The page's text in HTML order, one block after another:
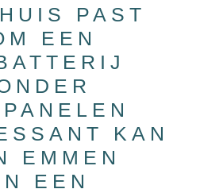
PAST
EEN
KAN
EMMEN
EEN